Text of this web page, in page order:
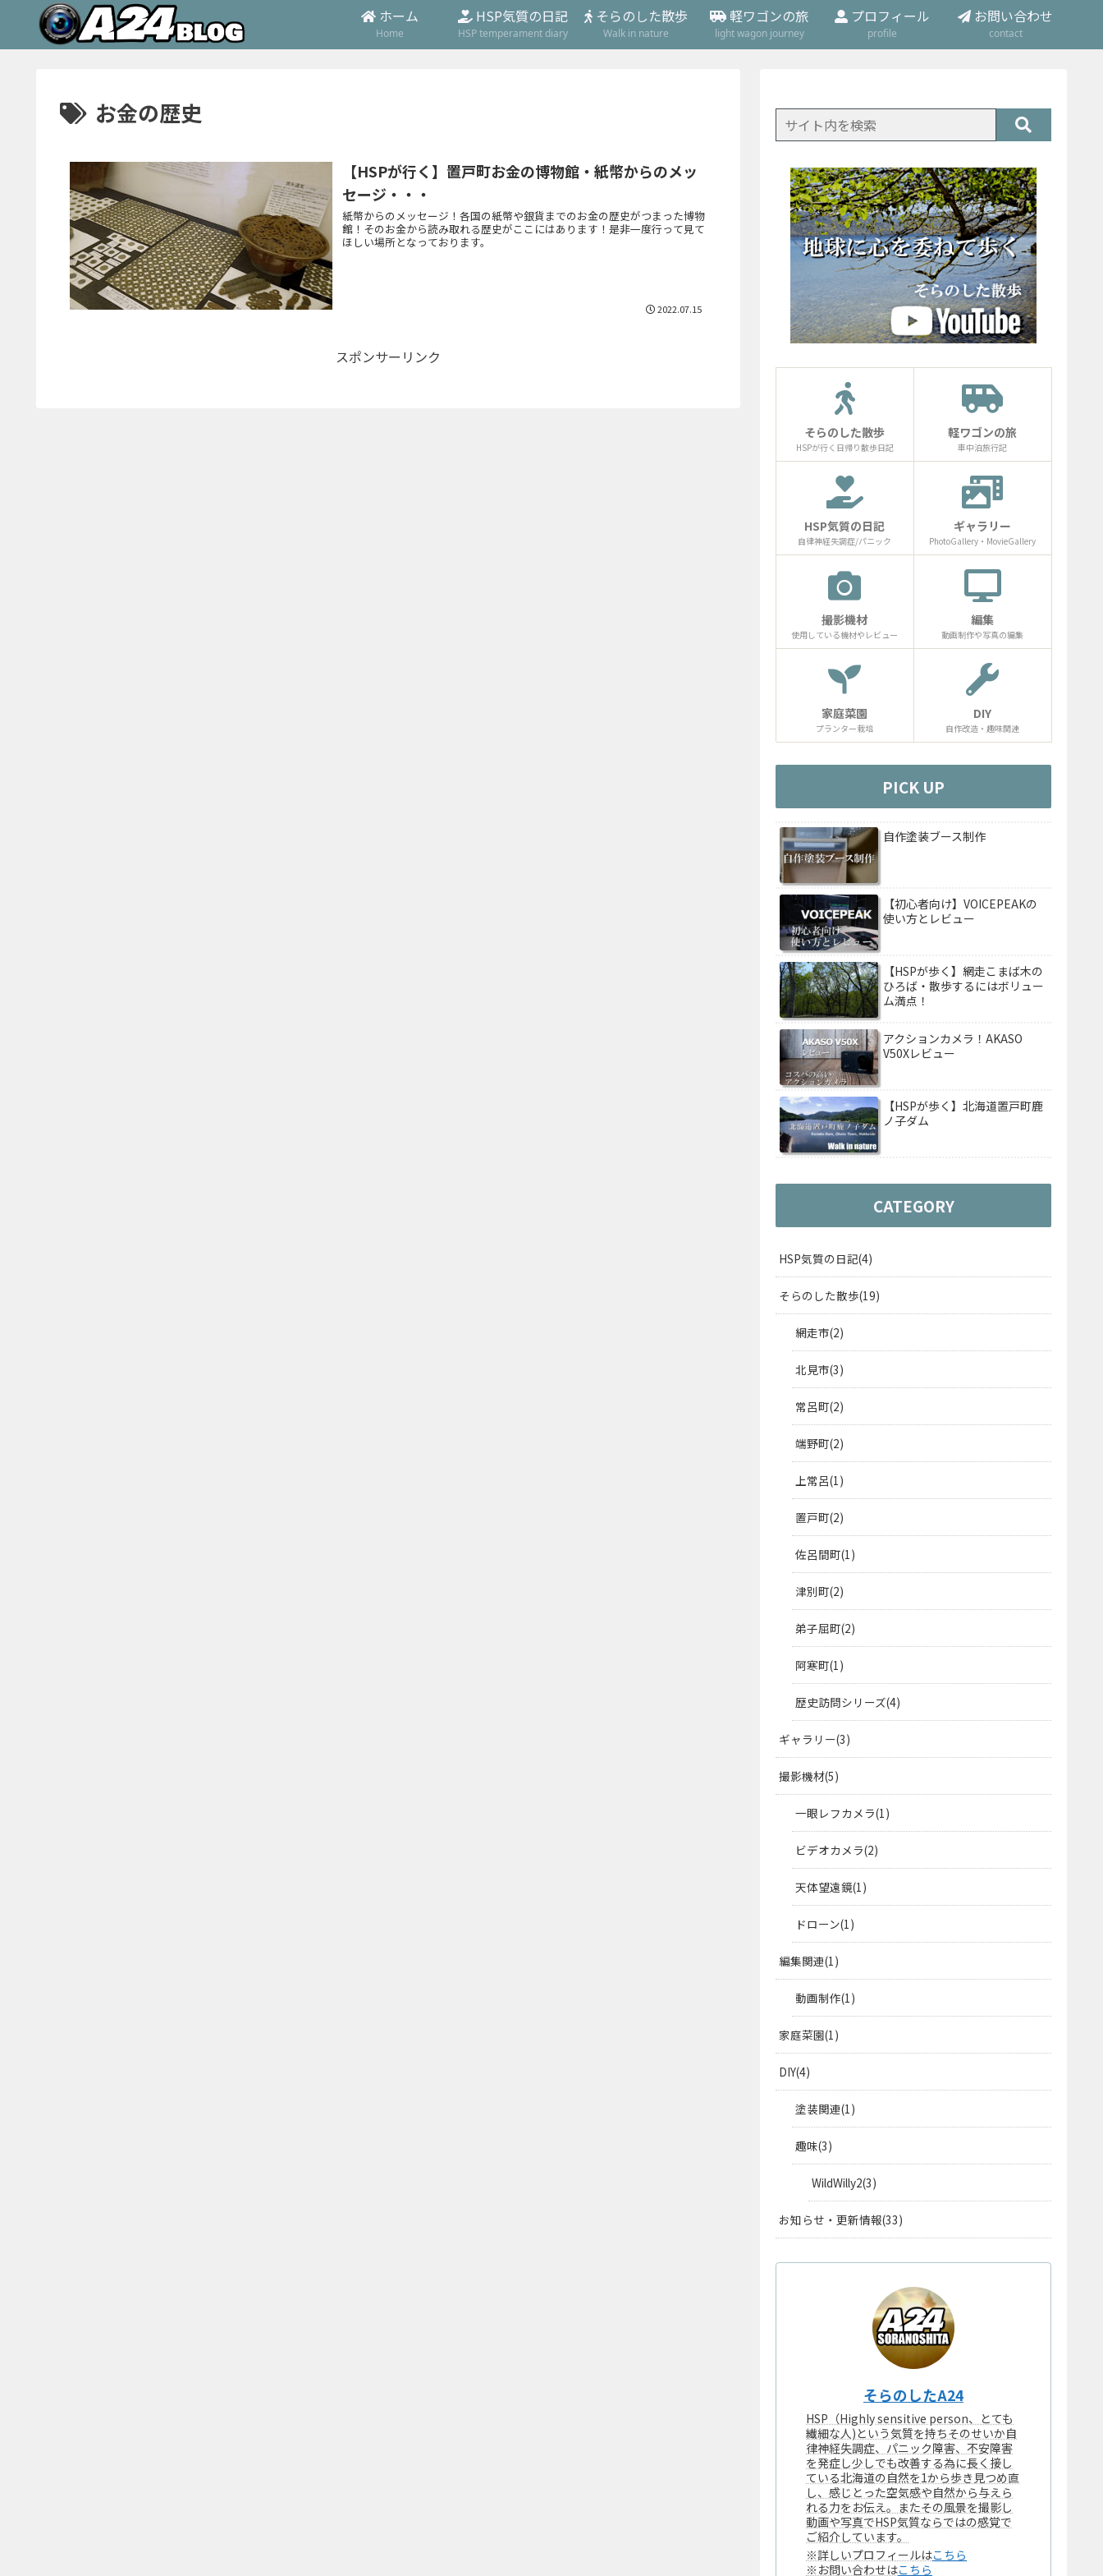
ホーム
Home
HSP気質の日記
HSP temperament diary
そらのした散歩
Walk in nature
軽ワゴンの旅
light wagon journey
プロフィール
profile
お問い合わせ
contact
お金の歴史
【HSPが行く】置戸町お金の博物館・紙幣からのメッ
セージ・・・
紙幣からのメッセージ！各国の紙幣や銀貨までのお金の歴史がつまった博物
館！そのお金から読み取れる歴史がここにはあります！是非一度行って見て
ほしい場所となっております。
2022.07.15
スポンサーリンク
そらのした散歩
HSPが行く日帰り散歩日記
軽ワゴンの旅
車中泊旅行記
HSP気質の日記
自律神経失調症/パニック
ギャラリー
PhotoGallery・MovieGallery
撮影機材
使用している機材やレビュー
編集
動画制作や写真の編集
家庭菜園
プランター栽培
DIY
自作改造・趣味関連
PICK UP
自作塗装ブース制作
【初心者向け】VOICEPEAKの
使い方とレビュー
【HSPが歩く】網走こまば木の
ひろば・散歩するにはボリュー
ム満点！
アクションカメラ！AKASO
V50Xレビュー
【HSPが歩く】北海道置戸町鹿
ノ子ダム
CATEGORY
HSP気質の日記 4
そらのした散歩 19
網走市 2
北見市 3
常呂町 2
端野町 2
上常呂 1
置戸町 2
佐呂間町 1
津別町 2
弟子屈町 2
阿寒町 1
歴史訪問シリーズ 4
ギャラリー 3
撮影機材 5
一眼レフカメラ 1
ビデオカメラ 2
天体望遠鏡 1
ドローン 1
編集関連 1
動画制作 1
家庭菜園 1
DIY 4
塗装関連 1
趣味 3
WildWilly2 3
お知らせ・更新情報 33
そらのしたA24
HSP（Highly sensitive person、とても
繊細な人)という気質を持ちそのせいか自
律神経失調症、パニック障害、不安障害
を発症し少しでも改善する為に長く接し
ている北海道の自然を1から歩き見つめ直
し、感じとった空気感や自然から与えら
れる力をお伝え。またその風景を撮影し
動画や写真でHSP気質ならではの感覚で
ご紹介しています。
※詳しいプロフィールはこちら
※お問い合わせはこちら